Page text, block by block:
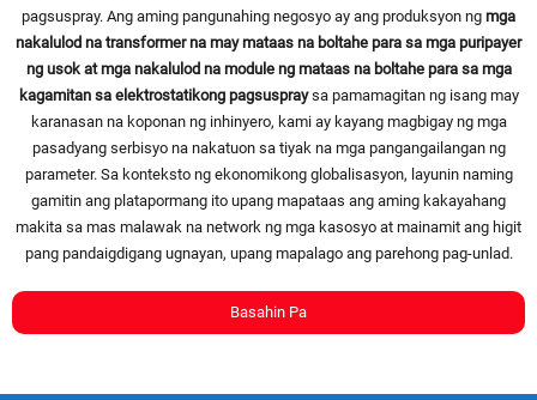
pagsuspray. Ang aming pangunahing negosyo ay ang produksyon ng mga
nakalulod na transformer na may mataas na boltahe para sa mga puripayer
ng usok at mga nakalulod na module ng mataas na boltahe para sa mga
kagamitan sa elektrostatikong pagsuspraysa pamamagitan ng isang may
karanasan na koponan ng inhinyero, kami ay kayang magbigay ng mga
pasadyang serbisyo na nakatuon sa tiyak na mga pangangailangan ng
parameter. Sa konteksto ng ekonomikong globalisasyon, layunin naming
gamitin ang platapormang ito upang mapataas ang aming kakayahang
makita sa mas malawak na network ng mga kasosyo at mainamit ang higit
pang pandaigdigang ugnayan, upang mapalago ang parehong pag-unlad.
Basahin Pa